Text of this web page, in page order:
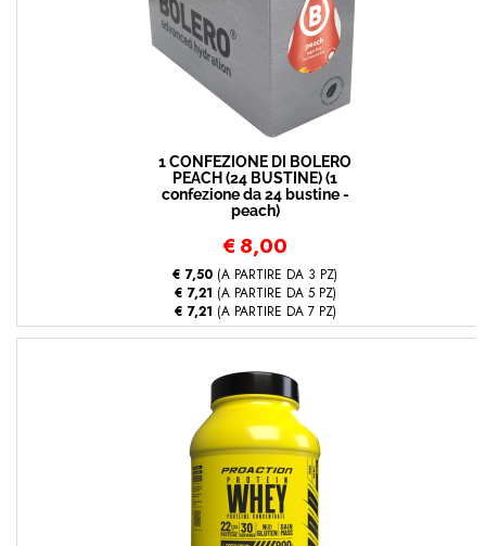
1 CONFEZIONE DI BOLERO
PEACH (24 BUSTINE) (1
confezione da 24 bustine -
peach)
€ 8,00
€ 7,50 (A PARTIRE DA 3 PZ)
€ 7,21 (A PARTIRE DA 5 PZ)
€ 7,21 (A PARTIRE DA 7 PZ)